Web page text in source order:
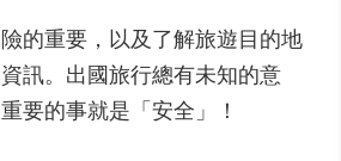
的重要，以及了解旅遊目的地
訊。出國旅行總有未知的意
要的事就是「安全」！